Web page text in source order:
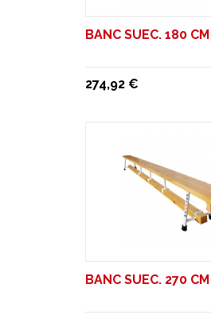
BANC SUEC. 180 CM
274,92 €
BANC SUEC. 270 CM